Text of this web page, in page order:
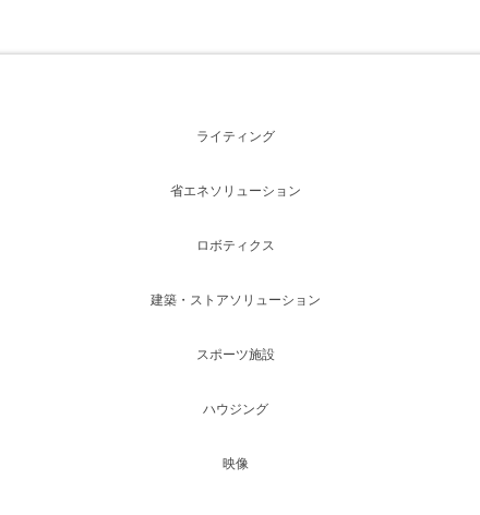
ライティング
省エネソリューション
ロボティクス
建築・ストアソリューション
スポーツ施設
ハウジング
映像